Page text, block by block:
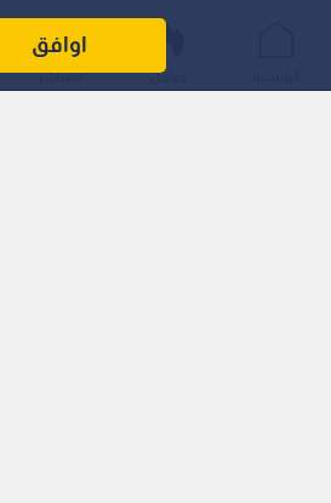
اوافق
عواجل المباشر